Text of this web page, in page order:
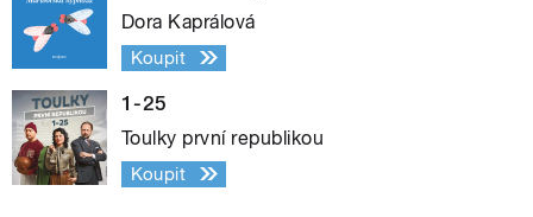
Dora Kaprálová
Koupit
1-25
Toulky první republikou
Koupit